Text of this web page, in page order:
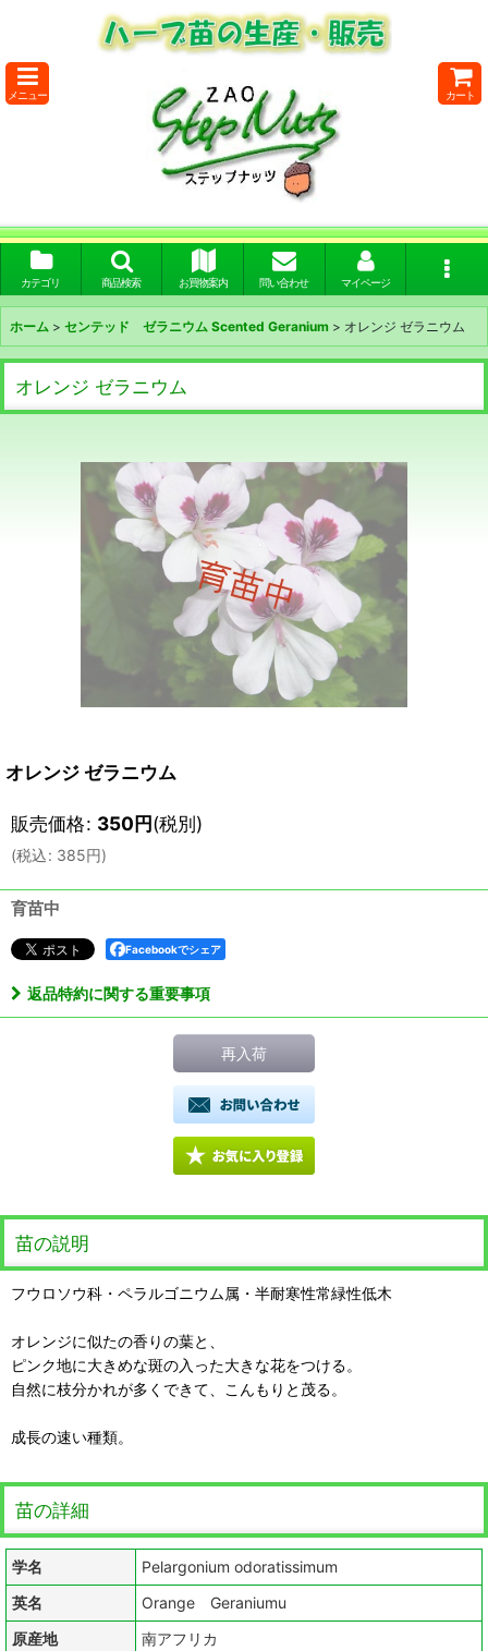
メニュー カート
カテゴリ 商品検索 お買物案内 問い合わせ マイページ
ホーム > センテッド ゼラニウム Scented Geranium > オレンジ ゼラニウム
オレンジ ゼラニウム
オレンジ ゼラニウム
販売価格: 350円(税別)
(税込: 385円)
育苗中
Facebookでシェア
返品特約に関する重要事項
再入荷
苗の説明
フウロソウ科・ペラルゴニウム属・半耐寒性常緑性低木
オレンジに似たの香りの葉と、
ピンク地に大きめな斑の入った大きな花をつける。
自然に枝分かれが多くできて、こんもりと茂る。
成長の速い種類。
苗の詳細
学名
Pelargonium odoratissimum
英名
Orange Geraniumu
原産地
南アフリカ